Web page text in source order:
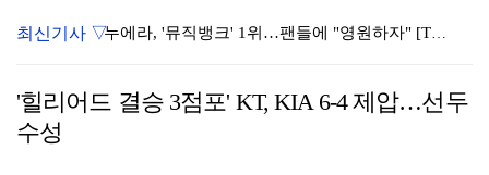
누에라, '뮤직뱅크' 1위…팬들에 "영원하자" [TV캡…
대한축구협회의 '심판 성접대'…최악의 경우 런던 올림픽…
최신기사 ▽
'힐리어드 결승 3점포' KT, KIA 6-4 제압…선두
수성